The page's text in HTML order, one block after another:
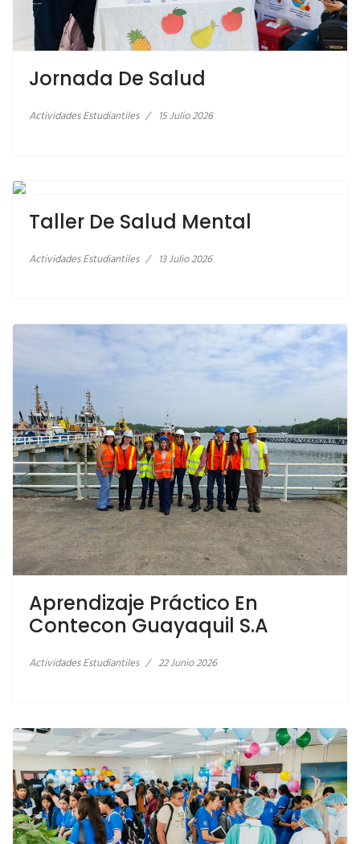
Jornada De Salud
Actividades Estudiantiles 15 Julio 2026
Taller De Salud Mental
Actividades Estudiantiles 13 Julio 2026
CONTECON GUAYAQUIL S.A
Aprendizaje Práctico En
Contecon Guayaquil S.A
Actividades Estudiantiles 22 Junio 2026
LEER MÁS… CASA ABIERTA DE ENFERMERÍA
QUIRÚRGICA